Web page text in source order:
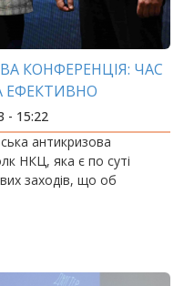
КОНФЕРЕНЦІЯ: ЧАС
ЕФЕКТИВНО
- 15:22
антикризова
НКЦ, яка є по суті
заходів, що об